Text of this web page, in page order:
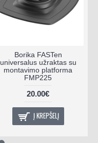
Borika FASTen
universalus užraktas su
montavimo platforma
FMP225
20.00€
Į KREPŠELĮ